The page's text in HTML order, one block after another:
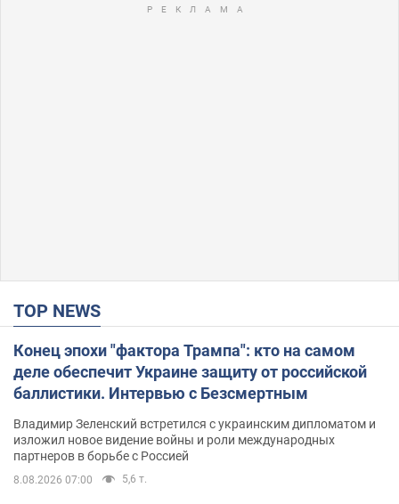
TOP NEWS
Конец эпохи "фактора Трампа": кто на самом
деле обеспечит Украине защиту от российской
баллистики. Интервью с Безсмертным
Владимир Зеленский встретился с украинским дипломатом и
изложил новое видение войны и роли международных
партнеров в борьбе с Россией
8.08.2026 07:00 5,6 т.